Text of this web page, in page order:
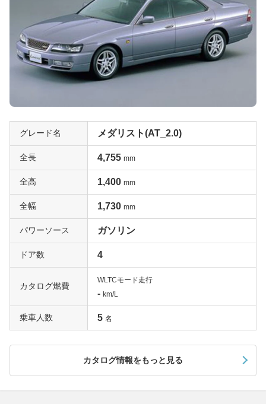
グレード名 メダリスト(AT_2.0)
全長 4,755 mm
全高 1,400 mm
全幅 1,730 mm
パワーソース ガソリン
ドア数 4
カタログ燃費
WLTCモード走行
- km/L
乗車人数 5 名
カタログ情報をもっと見る